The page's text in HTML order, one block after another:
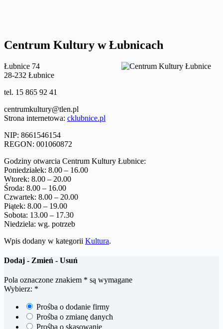
Centrum Kultury w Łubnicach
Łubnice 74
28-232 Łubnice
tel. 15 865 92 41
centrumkultury@tlen.pl
Strona internetowa: cklubnice.pl
NIP: 8661546154
REGON: 001060872
Godziny otwarcia Centrum Kultury Łubnice:
Poniedziałek: 8.00 – 16.00
Wtorek: 8.00 – 20.00
Środa: 8.00 – 16.00
Czwartek: 8.00 – 20.00
Piątek: 8.00 – 19.00
Sobota: 13.00 – 17.30
Niedziela: wg. potrzeb
Wpis dodany w kategorii Kultura.
Dodaj - Zmień - Usuń
Pola oznaczone znakiem * są wymagane
Wybierz: *
Prośba o dodanie firmy
Prośba o zmianę danych
Prośba o skasowanie